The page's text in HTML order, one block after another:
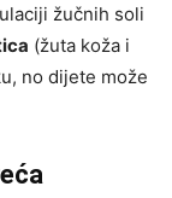
žučnih soli
(žuta koža i
no dijete može